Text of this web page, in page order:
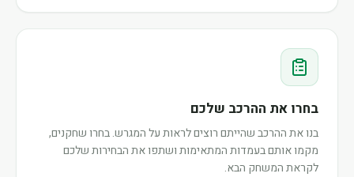
בחרו את ההרכב שלכם
בנו את ההרכב שהייתם רוצים לראות על המגרש. בחרו שחקנים,
מקמו אותם בעמדות המתאימות ושתפו את הבחירות שלכם
לקראת המשחק הבא.